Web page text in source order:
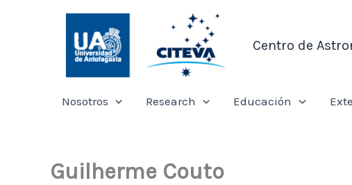
Centro de
Nosotros Research Educación
Guilherme Couto